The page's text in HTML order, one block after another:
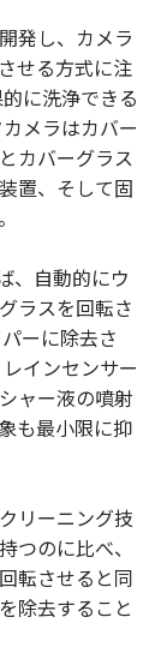
発し、カメラ
せる方式に注
に洗浄できる
メラはカバー
カバーグラス
置、そして固
、自動的にウ
ラスを回転さ
ーに除去さ
インセンサー
ャー液の噴射
も最小限に抑
リーニング技
つのに比べ、
転させると同
除去すること